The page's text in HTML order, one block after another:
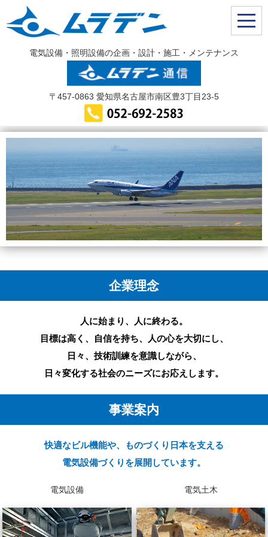
電気設備・照明設備の企画・設計・施工・メンテナンス
〒457-0863 愛知県名古屋市南区豊3丁目23-5
企業理念
人に始まり、人に終わる。
目標は高く、自信を持ち、人の心を大切にし、
日々、技術訓練を意識しながら、
日々変化する社会のニーズにお応えします。
事業案内
快適なビル機能や、ものづくり日本を支える
電気設備づくりを展開しています。
電気設備 電気土木